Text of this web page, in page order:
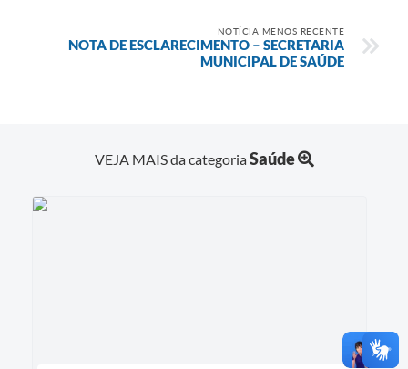
NOTÍCIA MENOS RECENTE
NOTA DE ESCLARECIMENTO – SECRETARIA
MUNICIPAL DE SAÚDE
VEJA MAIS da categoriaSaúde